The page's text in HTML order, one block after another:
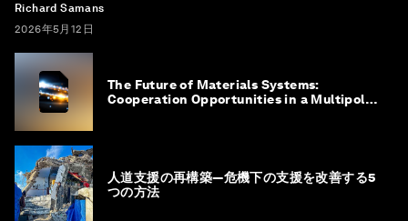
Richard Samans
2026年5月12日
The Future of Materials Systems:
Cooperation Opportunities in a Multipolar
人道支援の再構築―危機下の支援を改善する5
つの方法